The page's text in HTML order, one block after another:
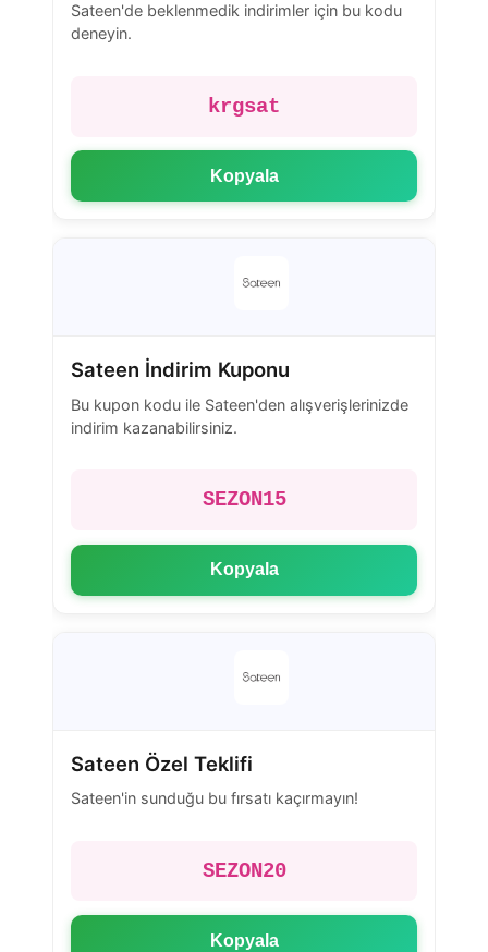
Sateen'de beklenmedik indirimler için bu kodu
deneyin.
krgsat
Kopyala
Sateen İndirim Kuponu
Bu kupon kodu ile Sateen'den alışverişlerinizde
indirim kazanabilirsiniz.
SEZON15
Kopyala
Sateen Özel Teklifi
Sateen'in sunduğu bu fırsatı kaçırmayın!
SEZON20
Kopyala